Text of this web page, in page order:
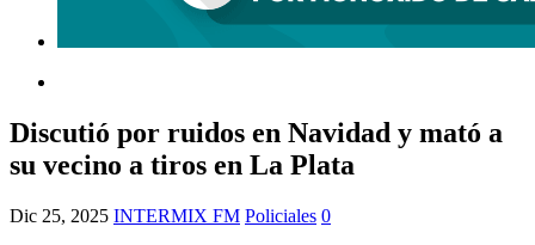
Discutió por ruidos en Navidad y mató a
su vecino a tiros en La Plata
Dic 25, 2025 INTERMIX FM Policiales 0